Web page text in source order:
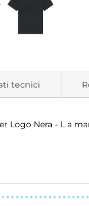
Logo Nera - L a
tecnici